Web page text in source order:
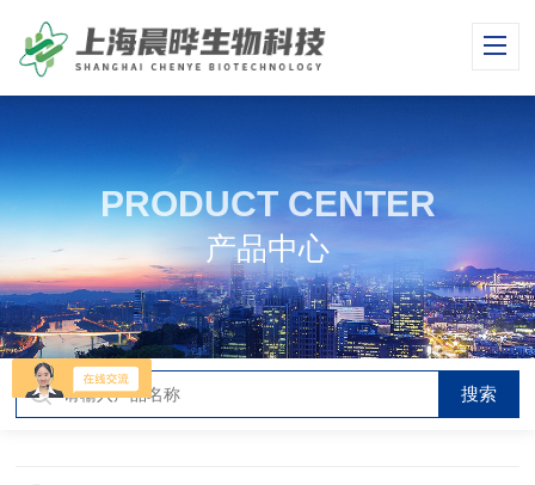
PRODUCT CENTER
产品中心